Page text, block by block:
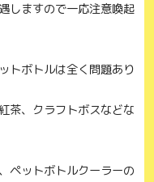
しますので一応注意喚起
トボトルは全く問題あり
茶、クラフトボスなどな
ペットボトルクーラーの